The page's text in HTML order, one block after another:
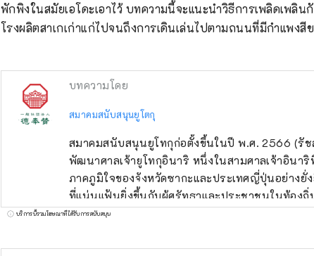
พักพิงในสมัยเอโดะเอาไว้ บทความนี้จะแนะนำวิธีการเพลิดเพลิ
โรงผลิตสาเกเก่าแก่ไปจนถึงการเดินเล่นไปตามถนนที่มีกำแพงสี
บทความโดย
สมาคมสนับสนุนยูโตกุ
สมาคมสนับสนุนยูโทกุก่อตั้งขึ้นในปี พ.ศ. 2566 (รัช
พัฒนาศาลเจ้ายูโทกุอินาริ หนึ่งในสามศาลเจ้าอินา
ภาคภูมิใจของจังหวัดซากะและประเทศญี่ปุ่นอย่างยั่
ที่แน่นแฟ้นยิ่งขึ้นกับผู้ศรัทธาและประชาชนในท้องถิ่น และฟื้น
ดำเนินกิจกรรมที่คำนึงถึงคุณค่าของศาลเจ้ายูโทกุอิ
เศรษฐกิจของเมืองโดยรวมให้มากที่สุด
บริการนี้รวมโฆษณาที่ได้รับการสนับสนุน